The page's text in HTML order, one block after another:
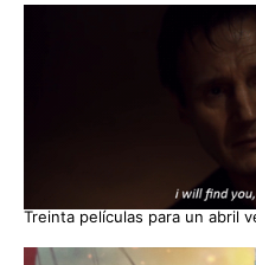
Treinta películas para un abril